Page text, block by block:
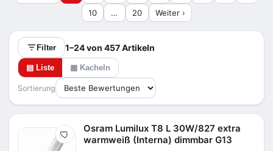
10
… 20 Weiter ›
Filter 1–24 von 457 Artikeln
▤ Liste ▦ Kacheln
Sortierung
Merken
Osram Lumilux T8 L 30W/827 extra
warmweiß (Interna) dimmbar G13